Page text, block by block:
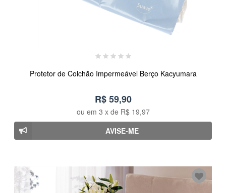
Protetor de Colchão Impermeável Berço Kacyumara
R$ 59,90
ou em 3 x de R$ 19,97
AVISE-ME